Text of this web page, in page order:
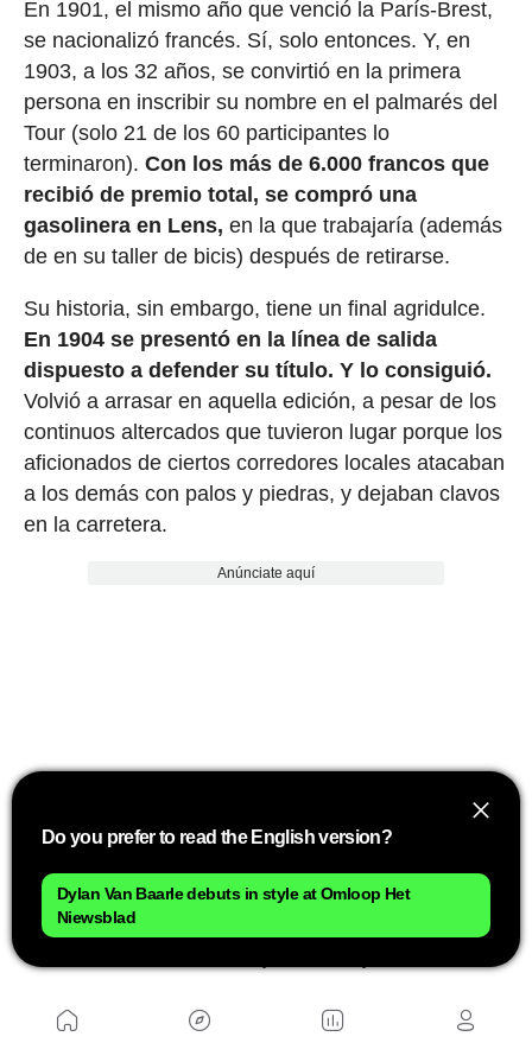
En 1901, el mismo año que venció la París-Brest,
se nacionalizó francés. Sí, solo entonces. Y, en
1903, a los 32 años, se convirtió en la primera
persona en inscribir su nombre en el palmarés del
Tour (solo 21 de los 60 participantes lo
terminaron). Con los más de 6.000 francos que
recibió de premio total, se compró una
gasolinera en Lens, en la que trabajaría (además
de en su taller de bicis) después de retirarse.
Su historia, sin embargo, tiene un final agridulce.
En 1904 se presentó en la línea de salida
dispuesto a defender su título. Y lo consiguió.
Volvió a arrasar en aquella edición, a pesar de los
continuos altercados que tuvieron lugar porque los
aficionados de ciertos corredores locales atacaban
a los demás con palos y piedras, y dejaban clavos
en la carretera.
Anúnciate aquí
Pero, entonces, llegóel primer escándalo de la
historia del Tour.
clasificados fueron desposeídos por,
parte del recorrido , y el título pasa al quinto, el
Do you prefer to read the English version?
Dylan Van Baarle debuts in style at Omloop Het
Niewsblad